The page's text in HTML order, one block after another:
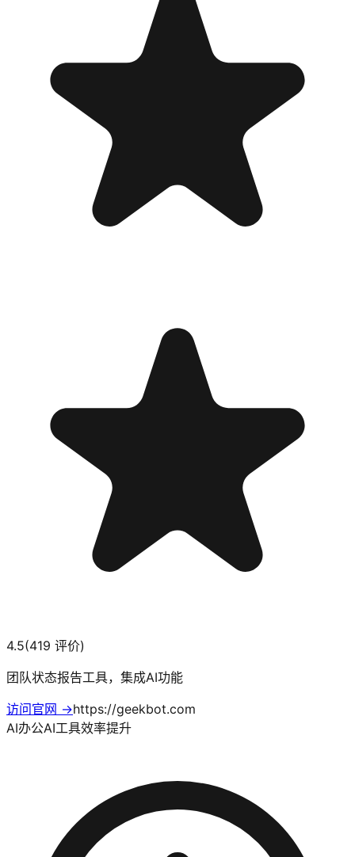
4.5(419 评价)
团队状态报告工具，集成AI功能
访问官网 →https://geekbot.com
AI办公AI工具效率提升